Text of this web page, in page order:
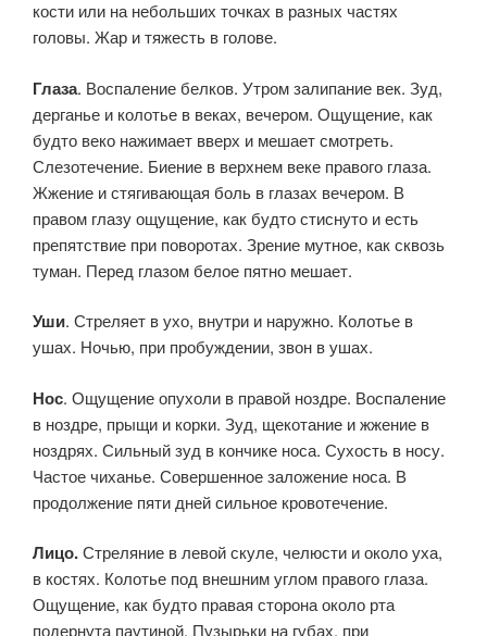
кости или на небольших точках в разных частях
головы. Жар и тяжесть в голове.
Глаза. Воспаление белков. Утром залипание век. Зуд,
дерганье и колотье в веках, вечером. Ощущение, как
будто веко нажимает вверх и мешает смотреть.
Слезотечение. Биение в верхнем веке правого глаза.
Жжение и стягивающая боль в глазах вечером. В
правом глазу ощущение, как будто стиснуто и есть
препятствие при поворотах. Зрение мутное, как сквозь
туман. Перед глазом белое пятно мешает.
Уши. Стреляет в ухо, внутри и наружно. Колотье в
ушах. Ночью, при пробуждении, звон в ушах.
Нос. Ощущение опухоли в правой ноздре. Воспаление
в ноздре, прыщи и корки. Зуд, щекотание и жжение в
ноздрях. Сильный зуд в кончике носа. Сухость в носу.
Частое чиханье. Совершенное заложение носа. В
продолжение пяти дней сильное кровотечение.
Лицо.Стреляние в левой скуле, челюсти и около уха,
в костях. Колотье под внешним углом правого глаза.
Ощущение, как будто правая сторона около рта
подернута паутиной. Пузырьки на губах, при